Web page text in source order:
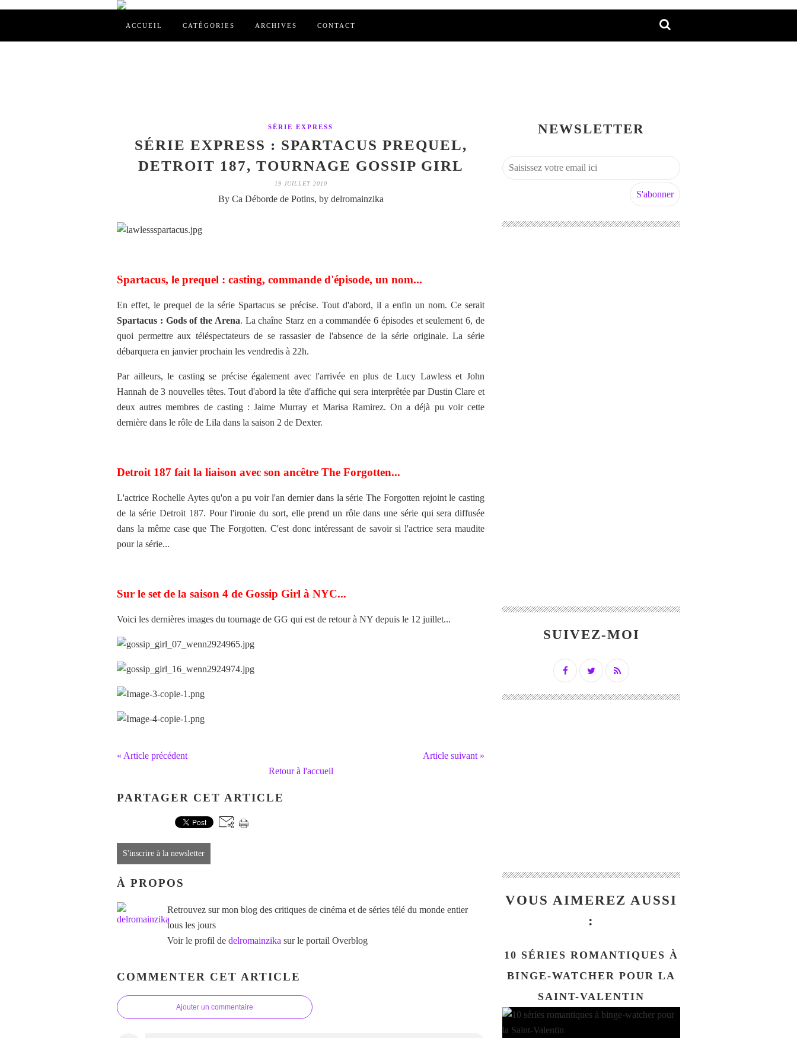
ACCUEIL CATÉGORIES ARCHIVES CONTACT
SÉRIE EXPRESS
SÉRIE EXPRESS : SPARTACUS PREQUEL,
DETROIT 187, TOURNAGE GOSSIP GIRL
19 JUILLET 2010
By Ca Déborde de Potins, by delromainzika
Spartacus, le prequel : casting, commande d'épisode, un nom...
En effet, le prequel de la série Spartacus se précise. Tout d'abord, il a enfin un nom. Ce serait
Spartacus : Gods of the Arena. La chaîne Starz en a commandée 6 épisodes et seulement 6, de
quoi permettre aux téléspectateurs de se rassasier de l'absence de la série originale. La série
débarquera en janvier prochain les vendredis à 22h.
Par ailleurs, le casting se précise également avec l'arrivée en plus de Lucy Lawless et John
Hannah de 3 nouvelles têtes. Tout d'abord la tête d'affiche qui sera interprêtée par Dustin Clare et
deux autres membres de casting : Jaime Murray et Marisa Ramirez. On a déjà pu voir cette
dernière dans le rôle de Lila dans la saison 2 de Dexter.
Detroit 187 fait la liaison avec son ancêtre The Forgotten...
L'actrice Rochelle Aytes qu'on a pu voir l'an dernier dans la série The Forgotten rejoint le casting
de la série Detroit 187. Pour l'ironie du sort, elle prend un rôle dans une série qui sera diffusée
dans la même case que The Forgotten. C'est donc intéressant de savoir si l'actrice sera maudite
pour la série...
Sur le set de la saison 4 de Gossip Girl à NYC...
Voici les dernières images du tournage de GG qui est de retour à NY depuis le 12 juillet...
« Article précédent
Article suivant »
Retour à l'accueil
PARTAGER CET ARTICLE
S'inscrire à la newsletter
À PROPOS
Retrouvez sur mon blog des critiques de cinéma et de séries télé du monde entier
tous les jours
Voir le profil de delromainzika sur le portail Overblog
COMMENTER CET ARTICLE
Ajouter un commentaire
NEWSLETTER
SUIVEZ-MOI
VOUS AIMEREZ AUSSI
:
10 SÉRIES ROMANTIQUES À
BINGE-WATCHER POUR LA
SAINT-VALENTIN